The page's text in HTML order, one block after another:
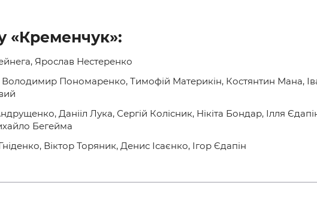
«Кременчук»:
Ярослав Нестеренко
Пономаренко, Тимофій Материкін, Костянтин Мана,
Данііл Лука, Сергій Колісник, Нікіта Бондар, Ілля
Бегейма
Віктор Торяник, Денис Ісаєнко, Ігор Єдапін